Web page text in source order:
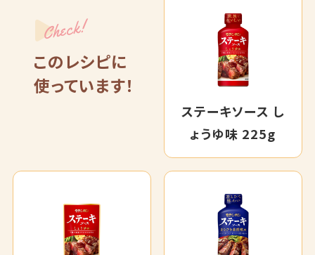
Check!
このレシピに
使っています！
ステーキソース し
ょうゆ味 225g